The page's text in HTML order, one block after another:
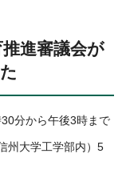
進審議会が
分から午後3時まで
州大学工学部内）5